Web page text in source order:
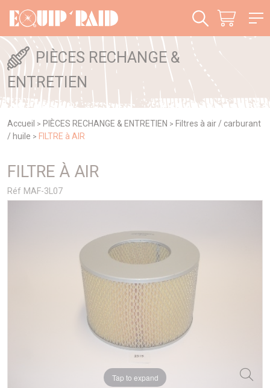
PIÈCES RECHANGE &
ENTRETIEN
Accueil > PIÈCES RECHANGE & ENTRETIEN > Filtres à air / carburant
/ huile > FILTRE à AIR
FILTRE À AIR
Réf MAF-3L07
Tap to expand
Panneau de gestion des cookies